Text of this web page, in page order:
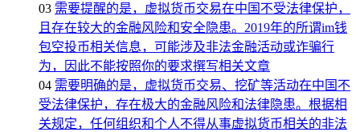
03 需要提醒的是，虚拟货币交易在中国不受法律保护，
且存在较大的金融风险和安全隐患。2019年的所谓im钱
包空投币相关信息，可能涉及非法金融活动或诈骗行
为，因此不能按照你的要求撰写相关文章
04 需要明确的是，虚拟货币交易、挖矿等活动在中国不
受法律保护，存在极大的金融风险和法律隐患。根据相
关规定，任何组织和个人不得从事虚拟货币相关的非法